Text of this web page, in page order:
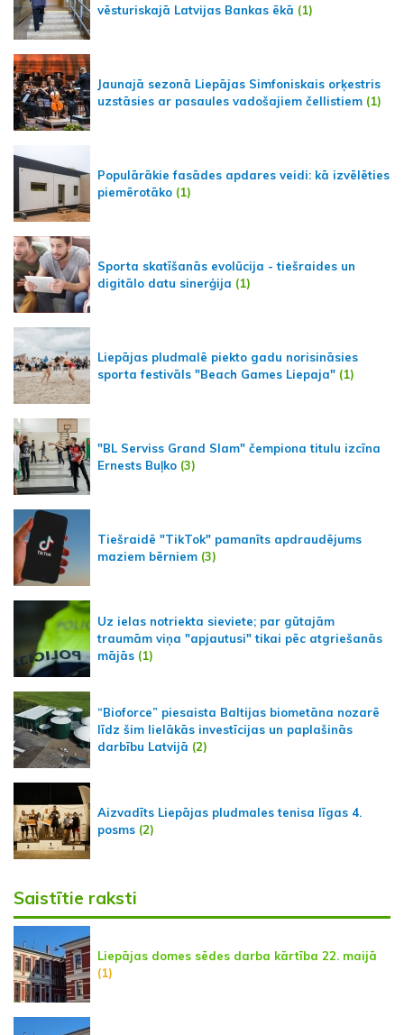
vēsturiskajā Latvijas Bankas ēkā (1)
Jaunajā sezonā Liepājas Simfoniskais orķestris
uzstāsies ar pasaules vadošajiem čellistiem (1)
Populārākie fasādes apdares veidi: kā izvēlēties
piemērotāko (1)
Sporta skatīšanās evolūcija - tiešraides un
digitālo datu sinerģija (1)
Liepājas pludmalē piekto gadu norisināsies
sporta festivāls "Beach Games Liepaja" (1)
"BL Serviss Grand Slam" čempiona titulu izcīna
Ernests Buļko (3)
Tiešraidē "TikTok" pamanīts apdraudējums
maziem bērniem (3)
Uz ielas notriekta sieviete; par gūtajām
traumām viņa "apjautusi" tikai pēc atgriešanās
mājās (1)
“Bioforce” piesaista Baltijas biometāna nozarē
līdz šim lielākās investīcijas un paplašinās
darbību Latvijā (2)
Aizvadīts Liepājas pludmales tenisa līgas 4.
posms (2)
Saistītie raksti
Liepājas domes sēdes darba kārtība 22. maijā
(1)